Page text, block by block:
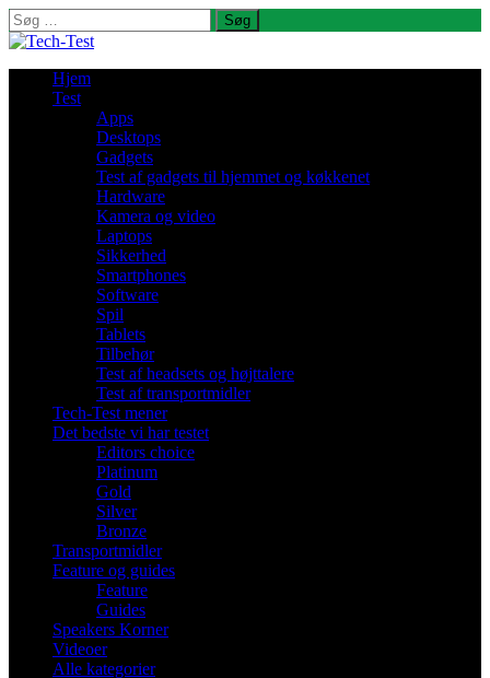
Søg
efter:
Hjem
Test
Apps
Desktops
Gadgets
Test af gadgets til hjemmet og køkkenet
Hardware
Kamera og video
Laptops
Sikkerhed
Smartphones
Software
Spil
Tablets
Tilbehør
Test af headsets og højttalere
Test af transportmidler
Tech-Test mener
Det bedste vi har testet
Editors choice
Platinum
Gold
Silver
Bronze
Transportmidler
Feature og guides
Feature
Guides
Speakers Korner
Videoer
Alle kategorier